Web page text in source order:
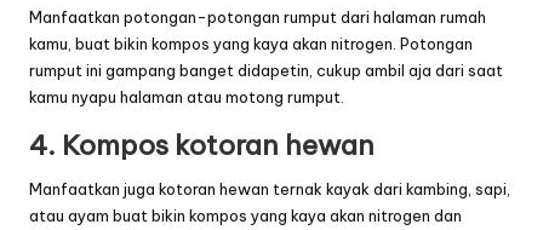
Manfaatkan potongan-potongan rumput dari halaman rumah
kamu, buat bikin kompos yang kaya akan nitrogen. Potongan
rumput ini gampang banget didapetin, cukup ambil aja dari saat
kamu nyapu halaman atau motong rumput.
4. Kompos kotoran hewan
Manfaatkan juga kotoran hewan ternak kayak dari kambing, sapi,
atau ayam buat bikin kompos yang kaya akan nitrogen dan